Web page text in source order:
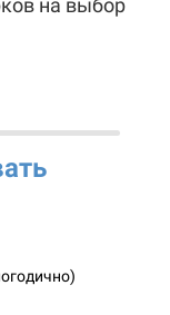
на выбор